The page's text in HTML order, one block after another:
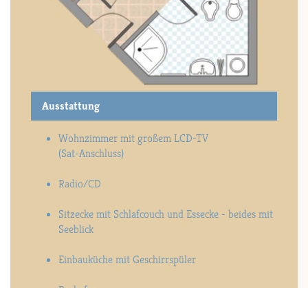
Ausstattung
Wohnzimmer mit großem LCD-TV
(Sat-Anschluss)
Radio/CD
Sitzecke mit Schlafcouch und Essecke - beides mit
Seeblick
Einbauküche mit Geschirrspüler